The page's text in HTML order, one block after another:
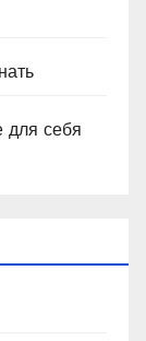
для себя